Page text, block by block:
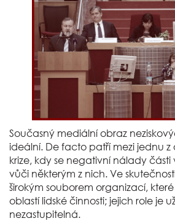
Současný mediální obraz
ideální. De facto patří mezi jednu
krize, kdy se negativní nálady části
vůči některým z nich. Ve
širokým souborem organizací,
oblastí lidské činnosti; jejich role je
nezastupitelná.